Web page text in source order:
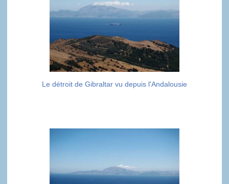
Le détroit de Gibraltar vu depuis l'Andalousie